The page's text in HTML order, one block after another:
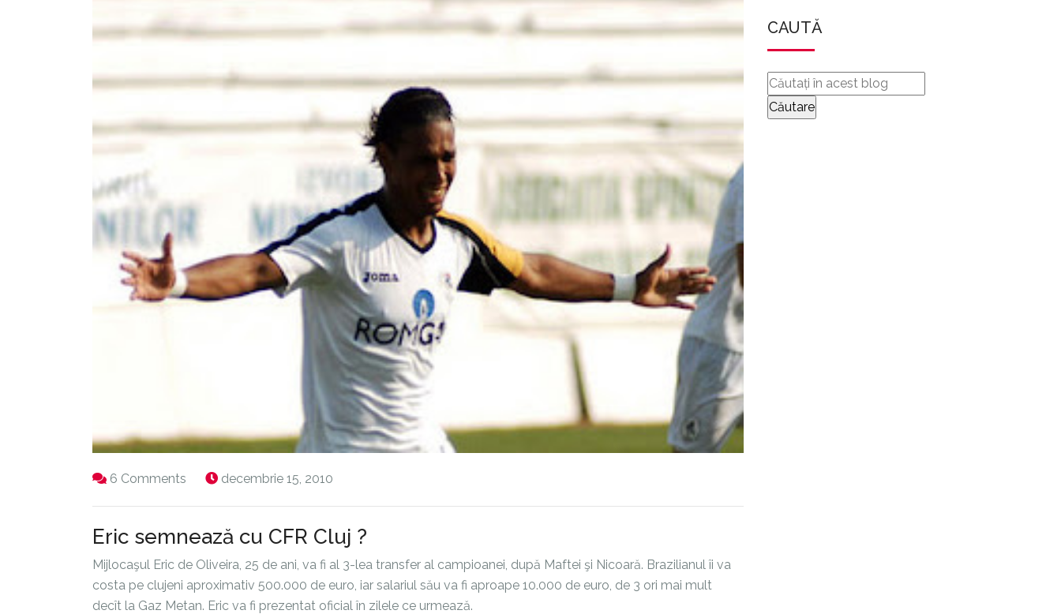
6 Comments decembrie 15, 2010
Eric semnează cu CFR Cluj ?
Mijlocaşul Eric de Oliveira, 25 de ani, va fi al 3-lea transfer al campioanei, după Maftei şi Nicoară. Brazilianul îi va
costa pe clujeni aproximativ 500.000 de euro, iar salariul său va fi aproape 10.000 de euro, de 3 ori mai mult
decît la Gaz Metan. Eric va fi prezentat oficial în zilele ce urmează.
CAUTĂ